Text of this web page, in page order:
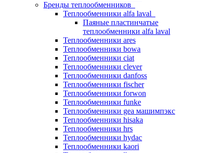
Бренды теплообменников
Теплообменники alfa laval
Паяные пластинчатые
теплообменники alfa laval
Теплообменники ares
Теплообменники bowa
Теплообменники ciat
Теплообменники clever
Теплообменники danfoss
Теплообменники fischer
Теплообменники forwon
Теплообменники funke
Теплообменники gea машимпэкс
Теплообменники hisaka
Теплообменники hrs
Теплообменники hydac
Теплообменники kaori